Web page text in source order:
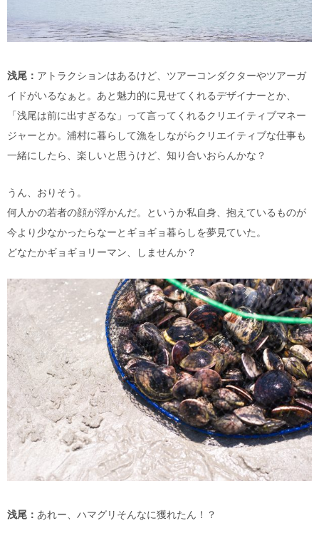
浅尾： アトラクションはあるけど、ツアーコンダクターやツアーガ
イドがいるなぁと。あと魅力的に見せてくれるデザイナーとか、
「浅尾は前に出すぎるな」って言ってくれるクリエイティブマネー
ジャーとか。浦村に暮らして漁をしながらクリエイティブな仕事も
一緒にしたら、楽しいと思うけど、知り合いおらんかな？
うん、おりそう。
何人かの若者の顔が浮かんだ。というか私自身、抱えているものが
今より少なかったらなーとギョギョ暮らしを夢見ていた。
どなたかギョギョリーマン、しませんか？
浅尾： あれー、ハマグリそんなに獲れたん！？